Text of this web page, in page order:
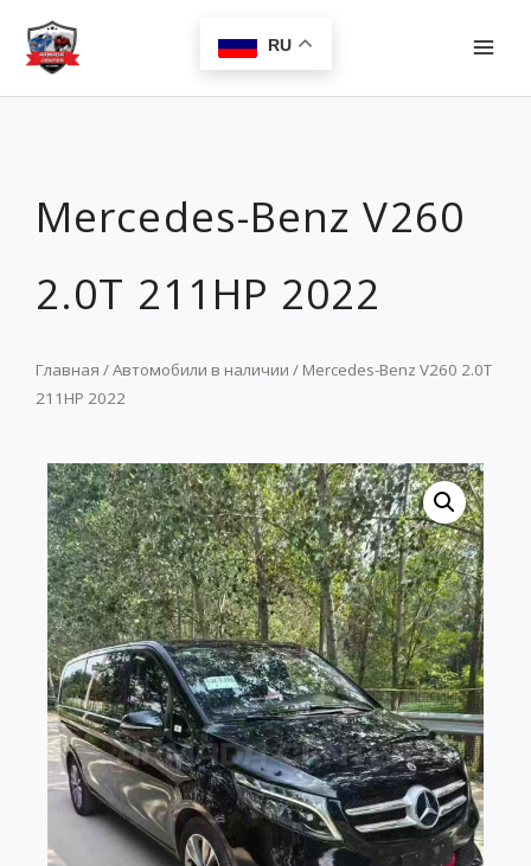
Перейти
содержимому
RU
Mercedes-Benz V260
2.0T 211HP 2022
Главная /Автомобили в наличии / Mercedes-Benz V260 2.0T
211HP 2022